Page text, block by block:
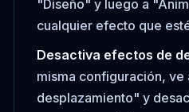
"Diseño" y luego a
cualquier efecto que
Desactiva efectos de
misma configuración, ve
desplazamiento" y